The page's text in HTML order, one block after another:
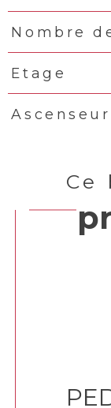
Nombre
Etage
Ascenseur
Ce